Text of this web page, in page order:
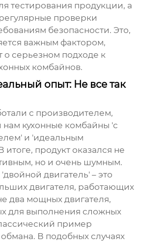
тестирования продукции, а
проверки
безопасности. Это,
важным фактором,
о серьезном подходе к
комбайнов.
опыт: Не все так
с производителем,
нам кухонные комбайны 'с
и 'идеальным
продукт оказался не
но и очень шумным.
двигатель' – это
двигателя, работающих
два мощных двигателя,
для выполнения сложных
пример
В подобных случаях